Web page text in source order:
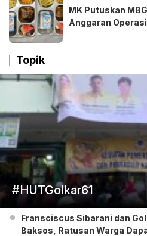
MK Putuskan
Anggaran
Topik
#HUTGolkar61
Fransciscus Sibarani dan
Baksos, Ratusan Warga